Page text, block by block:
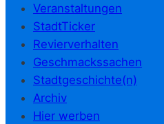
Veranstaltungen
StadtTicker
Revierverhalten
Geschmackssachen
Stadtgeschichte(n)
Archiv
Hier werben